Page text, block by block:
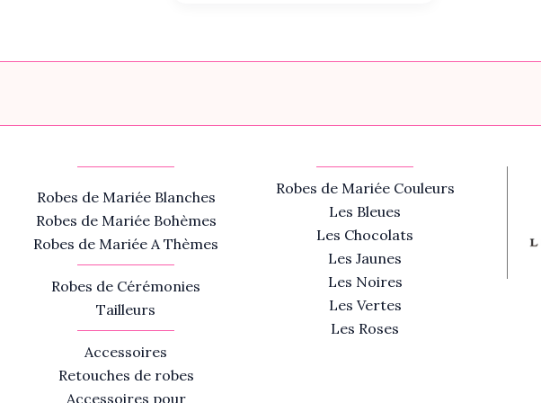
Robes de Mariée Blanches
Robes de Mariée Bohèmes
Robes de Mariée A Thèmes
Robes de Cérémonies
Tailleurs
Accessoires
Retouches de robes
Accessoires pour
Robes de Mariée Couleurs
Les Bleues
Les Chocolats
Les Jaunes
Les Noires
Les Vertes
Les Roses